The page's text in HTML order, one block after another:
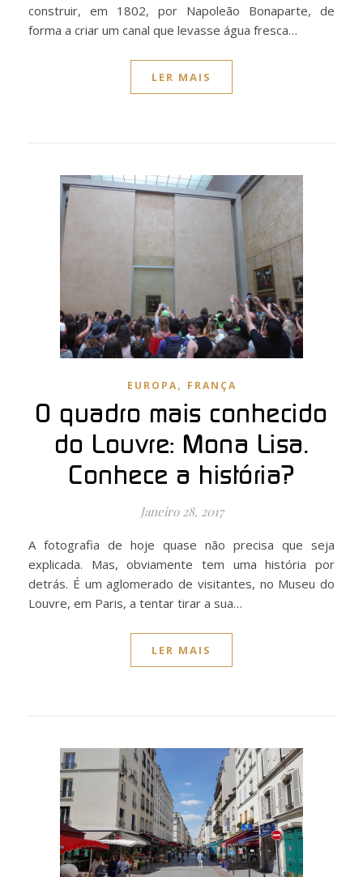
construir, em 1802, por Napoleão Bonaparte, de
forma a criar um canal que levasse água fresca…
LER MAIS
EUROPA, FRANÇA
O quadro mais conhecido
do Louvre: Mona Lisa.
Conhece a história?
Janeiro 28, 2017
A fotografia de hoje quase não precisa que seja
explicada. Mas, obviamente tem uma história por
detrás. É um aglomerado de visitantes, no Museu do
Louvre, em Paris, a tentar tirar a sua…
LER MAIS